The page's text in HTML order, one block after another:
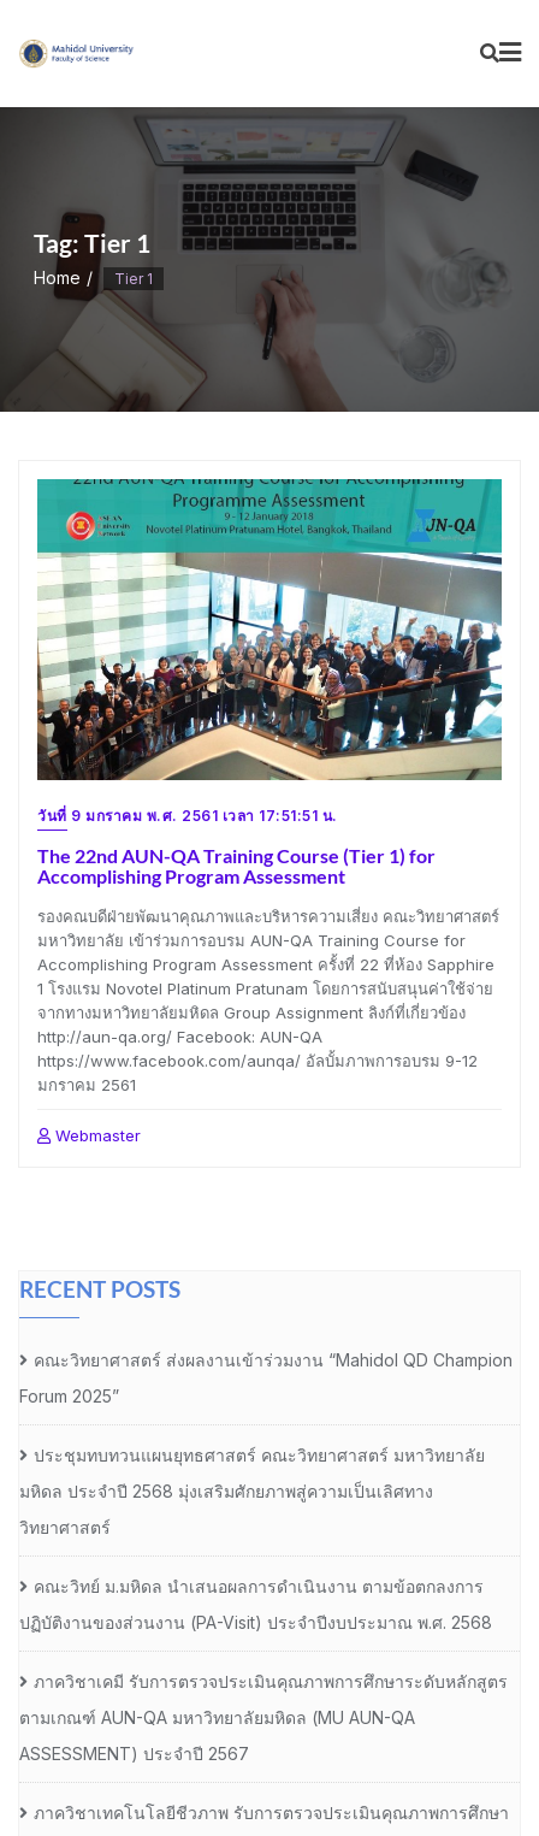
content
Tag: Tier 1
Home Tier 1
วันที่ 9 มกราคม พ.ศ. 2561 เวลา 17:51:51 น.
The 22nd AUN-QA Training Course (Tier 1) for
Accomplishing Program Assessment
รองคณบดีฝ่ายพัฒนาคุณภาพและบริหารความเสี่ยง คณะวิทยาศาสตร์
มหาวิทยาลัย เข้าร่วมการอบรม AUN-QA Training Course for
Accomplishing Program Assessment ครั้งที่ 22 ที่ห้อง Sapphire
1 โรงแรม Novotel Platinum Pratunam โดยการสนับสนุนค่าใช้จ่าย
จากทางมหาวิทยาลัยมหิดล Group Assignment ลิงก์ที่เกี่ยวข้อง
http://aun-qa.org/ Facebook: AUN-QA
https://www.facebook.com/aunqa/ อัลบั้มภาพการอบรม 9-12
มกราคม 2561
Webmaster
RECENT POSTS
คณะวิทยาศาสตร์ ส่งผลงานเข้าร่วมงาน “Mahidol QD Champion
Forum 2025”
ประชุมทบทวนแผนยุทธศาสตร์ คณะวิทยาศาสตร์ มหาวิทยาลัย
มหิดล ประจำปี 2568 มุ่งเสริมศักยภาพสู่ความเป็นเลิศทาง
วิทยาศาสตร์
คณะวิทย์ ม.มหิดล นำเสนอผลการดำเนินงาน ตามข้อตกลงการ
ปฏิบัติงานของส่วนงาน (PA-Visit) ประจำปีงบประมาณ พ.ศ. 2568
ภาควิชาเคมี รับการตรวจประเมินคุณภาพการศึกษาระดับหลักสูตร
ตามเกณฑ์ AUN-QA มหาวิทยาลัยมหิดล (MU AUN-QA
ASSESSMENT) ประจำปี 2567
ภาควิชาเทคโนโลยีชีวภาพ รับการตรวจประเมินคุณภาพการศึกษา